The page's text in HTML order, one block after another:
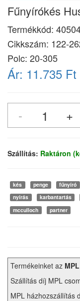
Fűnyírókés
Termékkód:
Cikkszám: 122-
Polc: 20-305
Ár: 11.735 Ft
Szállítás: Raktáron
kés penge fűnyíró
nyírás
karbantartás
mcculloch
partner
Termékeinket az
Szállítás díj MPL
MPL házhozszállítás